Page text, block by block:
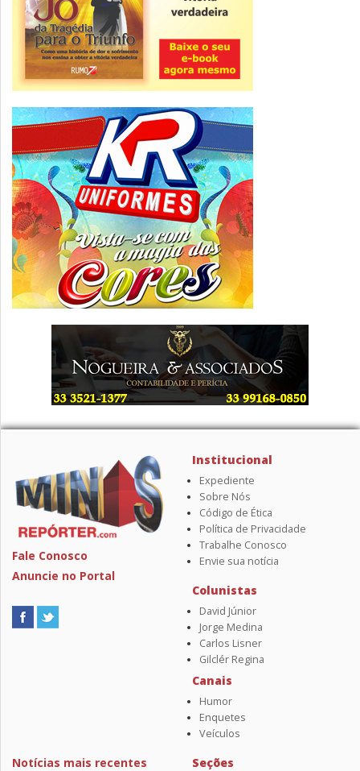
ver todas »
Fale Conosco
Anuncie no Portal
Institucional
Expediente
Sobre Nós
Código de Ética
Política de Privacidade
Trabalhe Conosco
Envie sua notícia
Colunistas
David Júnior
Jorge Medina
Carlos Lisner
Gilclér Regina
Canais
Humor
Enquetes
Veículos
Notícias mais recentes
Seções